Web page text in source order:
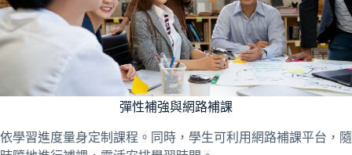
彈性補強與網路補課
依學習進度量身定制課程。同時，學生可利用網路補課平台，隨